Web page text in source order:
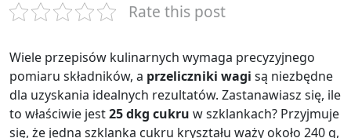
Rate this post
Wiele przepisów kulinarnych wymaga precyzyjnego
pomiaru składników, a przeliczniki wagi są niezbędne
dla uzyskania idealnych rezultatów. Zastanawiasz się, ile
to właściwie jest25 dkg cukru w szklankach? Przyjmuje
się, że jedna szklanka cukru kryształu waży około 240 g,